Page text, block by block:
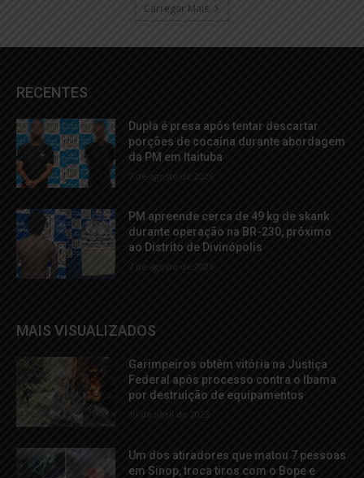
Carregar Mais
RECENTES
Dupla é presa após tentar descartar
porções de cocaína durante abordagem
da PM em Itaituba
7 de agosto de 2026
PM apreende cerca de 49 kg de skank
durante operação na BR-230, próximo
ao Distrito de Divinópolis
7 de agosto de 2026
MAIS VISUALIZADOS
Garimpeiros obtêm vitória na Justiça
Federal após processo contra o Ibama
por destruição de equipamentos
19 de abril de 2023
Um dos atiradores que matou 7 pessoas
em Sinop, troca tiros com o Bope e